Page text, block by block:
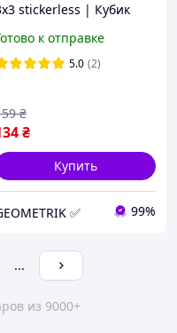
stickerless | Кубик
к отправке
5.0 (2)
₴
₴
Купить
✅ 99%
...
из 9000+